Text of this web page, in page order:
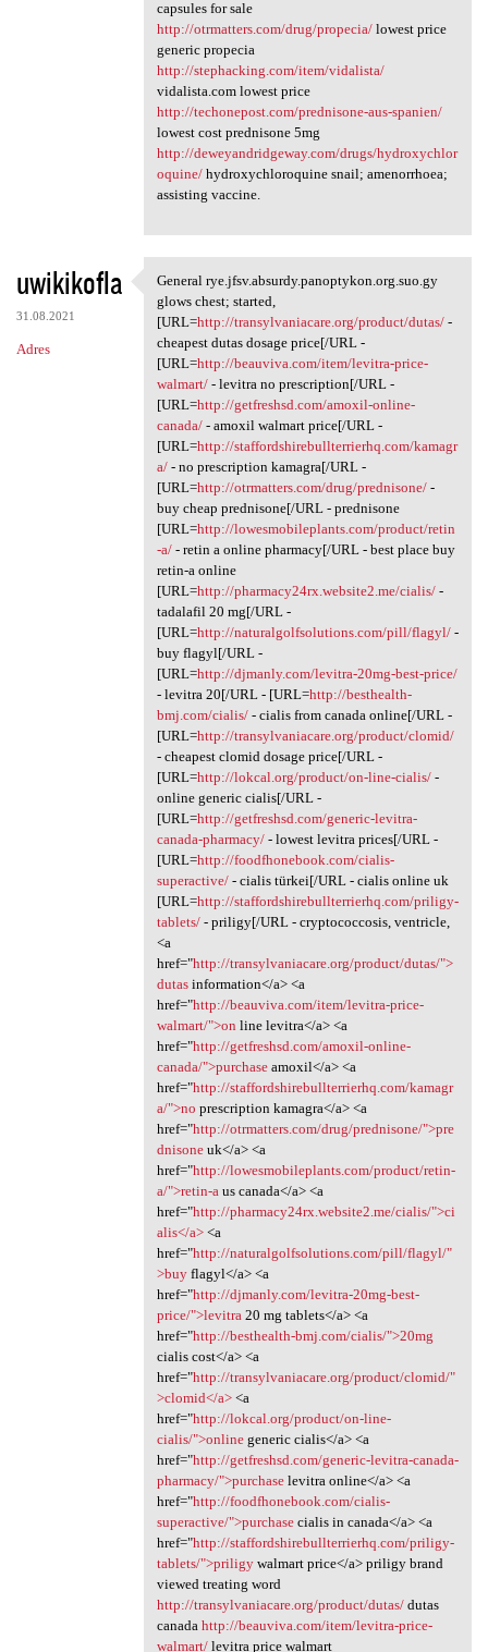
capsules for sale
http://otrmatters.com/drug/propecia/lowest price
generic propecia
http://stephacking.com/item/vidalista/
vidalista.com lowest price
http://techonepost.com/prednisone-aus-spanien/
lowest cost prednisone 5mg
http://deweyandridgeway.com/drugs/hydroxychlor
oquine/hydroxychloroquine snail; amenorrhoea;
assisting vaccine.
uwikikofla
31.08.2021
Adres
General rye.jfsv.absurdy
General rye.jfsv.absurdy.panoptykon.org.suo.gy
glows chest; started,
[URL=http://transylvaniacare.org/product/dutas/-
cheapest dutas dosage price[/URL -
[URL=http://beauviva.com/item/levitra-price-
walmart/- levitra no prescription[/URL -
[URL=http://getfreshsd.com/amoxil-online-
canada/- amoxil walmart price[/URL -
[URL=http://staffordshirebullterrierhq.com/kamagr
a/- no prescription kamagra[/URL -
[URL=http://otrmatters.com/drug/prednisone/-
buy cheap prednisone[/URL - prednisone
[URL=http://lowesmobileplants.com/product/retin
-a/- retin a online pharmacy[/URL - best place buy
retin-a online
[URL=http://pharmacy24rx.website2.me/cialis/-
tadalafil 20 mg[/URL -
[URL=http://naturalgolfsolutions.com/pill/flagyl/-
buy flagyl[/URL -
[URL=http://djmanly.com/levitra-20mg-best-price/
- levitra 20[/URL - [URL=http://besthealth-
bmj.com/cialis/- cialis from canada online[/URL -
[URL=http://transylvaniacare.org/product/clomid/
- cheapest clomid dosage price[/URL -
[URL=http://lokcal.org/product/on-line-cialis/-
online generic cialis[/URL -
[URL=http://getfreshsd.com/generic-levitra-
canada-pharmacy/- lowest levitra prices[/URL -
[URL=http://foodfhonebook.com/cialis-
superactive/- cialis türkei[/URL - cialis online uk
[URL=http://staffordshirebullterrierhq.com/priligy-
tablets/- priligy[/URL - cryptococcosis, ventricle,
<a
href="http://transylvaniacare.org/product/dutas/">
dutasinformation</a> <a
href="http://beauviva.com/item/levitra-price-
walmart/">on line levitra</a> <a
href="http://getfreshsd.com/amoxil-online-
canada/">purchaseamoxil</a> <a
href="http://staffordshirebullterrierhq.com/kamagr
a/">no prescription kamagra</a> <a
href="http://otrmatters.com/drug/prednisone/">pre
dnisoneuk</a> <a
href="http://lowesmobileplants.com/product/retin-
a/">retin-a us canada</a> <a
href="http://pharmacy24rx.website2.me/cialis/">ci
alis</a><a
href="http://naturalgolfsolutions.com/pill/flagyl/"
>buyflagyl</a> <a
href="http://djmanly.com/levitra-20mg-best-
price/">levitra 20 mg tablets</a> <a
href="http://besthealth-bmj.com/cialis/">20mg
cialis cost</a> <a
href="http://transylvaniacare.org/product/clomid/"
>clomid</a><a
href="http://lokcal.org/product/on-line-
cialis/">onlinegeneric cialis</a> <a
href="http://getfreshsd.com/generic-levitra-canada-
pharmacy/">purchaselevitra online</a> <a
href="http://foodfhonebook.com/cialis-
superactive/">purchasecialis in canada</a> <a
href="http://staffordshirebullterrierhq.com/priligy-
tablets/">priligywalmart price</a> priligy brand
viewed treating word
http://transylvaniacare.org/product/dutas/dutas
canada http://beauviva.com/item/levitra-price-
walmart/levitra price walmart